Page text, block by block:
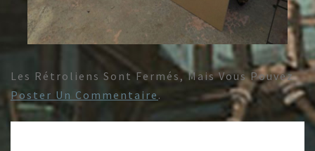
Les Rétroliens Sont Fermés, Mais Vous Pouvez
Poster Un Commentaire .